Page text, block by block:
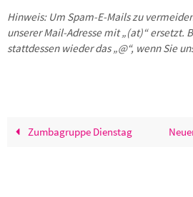
Hinweis: Um Spam-E-Mails zu
unserer Mail-Adresse mit „(at)“ ersetzt.
stattdessen wieder das „@“, wenn Sie
Zumbagruppe Dienstag